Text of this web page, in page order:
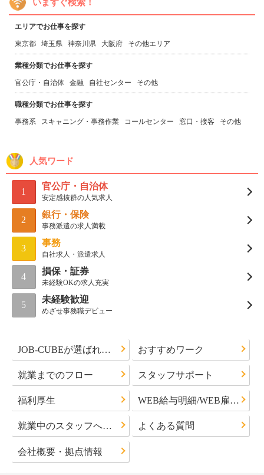
いますぐ検索！
エリアでお仕事を探す
東京都 埼玉県 神奈川県 大阪府 その他エリア
業種分類でお仕事を探す
官公庁・自治体 金融 自社センター その他
職種分類でお仕事を探す
事務系 スキャニング・事務作業 コールセンター 窓口・接客 その他
人気ワード
1
官公庁・自治体
安定感抜群の人気求人
2
銀行・保険
事務派遣の求人満載
3
事務
自社求人・派遣求人
4
損保・証券
未経験OKの求人充実
5
未経験歓迎
めざせ事務職デビュー
JOB-CUBEが選ばれる理由 おすすめワーク
就業までのフロー スタッフサポート
福利厚生 WEB給与明細/WEB雇用通知書について
就業中のスタッフへのお知らせ よくある質問
会社概要・拠点情報